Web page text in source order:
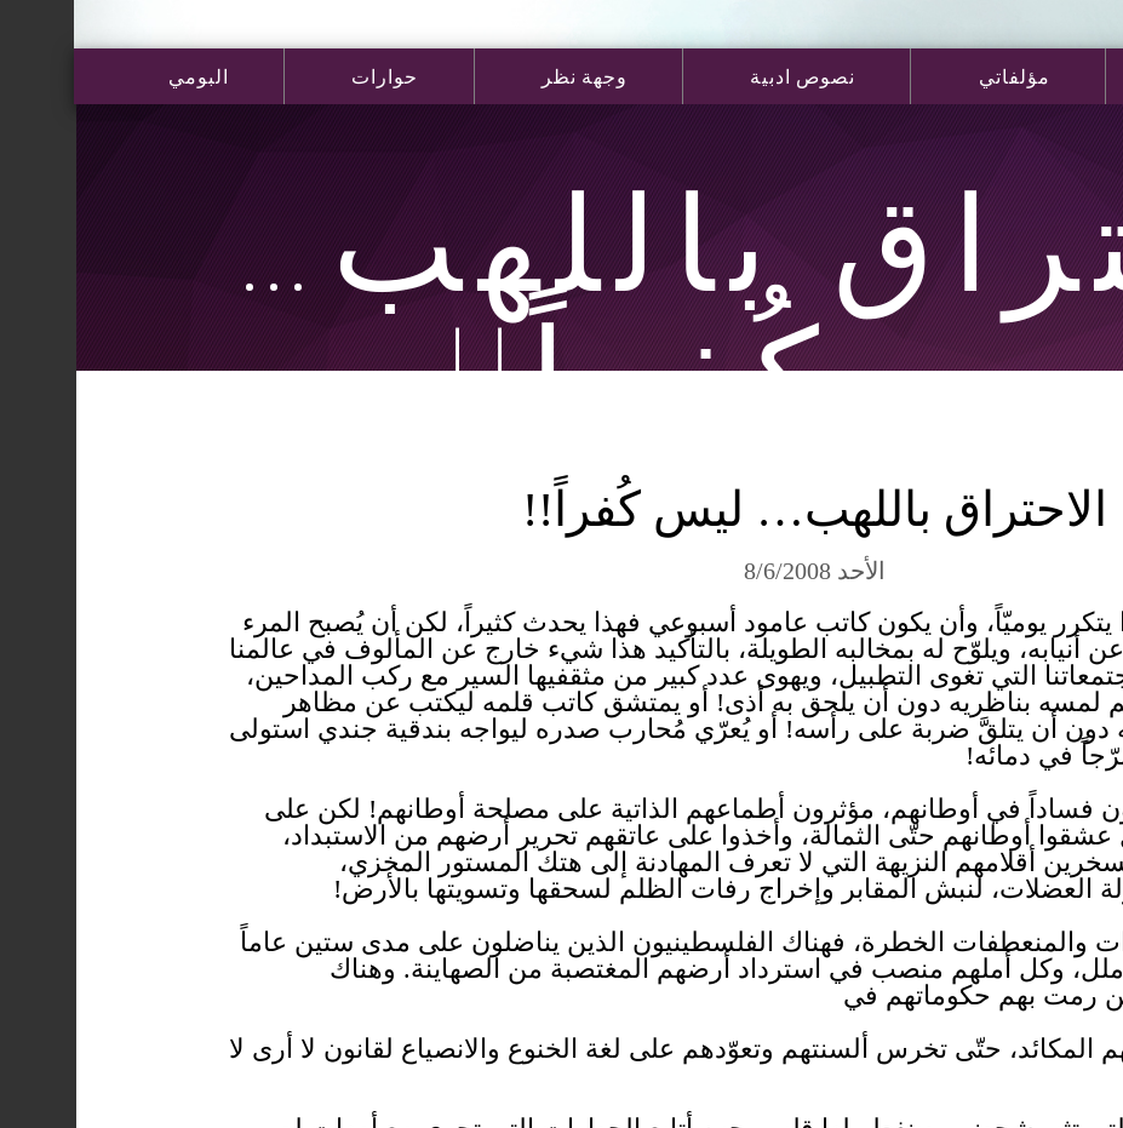
مؤلفاتي نصوص ادبية وجهة نظر حوارات البومي
باللهب…
كُفراً!!
الاحتراق باللهب… ليس كُفراً!!
الأحد 8/6/2008
يوميّاً، وأن يكون كاتب عامود أسبوعي فهذا يحدث كثيراً، لكن أن يُصبح المرء
ويلوّح له بمخالبه الطويلة، بالتأكيد هذا شيء خارج عن المألوف في عالمنا
التي تغوى التطبيل، ويهوى عدد كبير من مثقفيها السير مع ركب المداحين،
لمسه بناظريه دون أن يلحق به أذى! أو يمتشق كاتب قلمه ليكتب عن مظاهر
أن يتلقَّ ضربة على رأسه! أو يُعرّي مُحارب صدره ليواجه بندقية جندي استولى
في دمائه!
فساداً في أوطانهم، مؤثرون أطماعهم الذاتية على مصلحة أوطانهم! لكن على
عشقوا أوطانهم حتّى الثمالة، وأخذوا على عاتقهم تحرير أرضهم من الاستبداد،
أقلامهم النزيهة التي لا تعرف المهادنة إلى هتك المستور المخزي،
العضلات، لنبش المقابر وإخراج رفات الظلم لسحقها وتسويتها بالأرض!
والمنعطفات الخطرة، فهناك الفلسطينيون الذين يناضلون على مدى ستين عاماً
وكل أملهم منصب في استرداد أرضهم المغتصبة من الصهاينة. وهناك
رمت بهم حكوماتهم في
حتّى تخرس ألسنتهم وتعوّدهم على لغة الخنوع والانصياع لقانون لا أرى لا